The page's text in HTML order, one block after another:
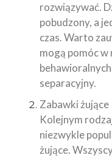
rozwiązywać.
pobudzony, a
czas. Warto
mogą pomóc
separacyjny.
Zabawki żujące
Kolejnym
niezwykle
żujące.